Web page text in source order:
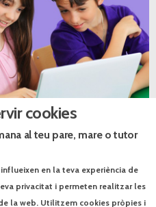
ESO
cookies
al teu pare, mare o tutor
en la teva experiència de
privacitat i permeten realitzar les
la web. Utilitzem cookies pròpies i